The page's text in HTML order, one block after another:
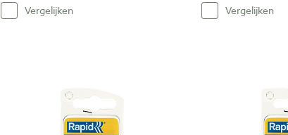
Vergelijken
Vergelijken